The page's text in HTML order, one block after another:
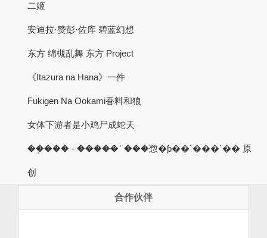
二姬
安迪拉·赞彭·佐库 碧蓝幻想
东方 绵槻乱舞 东方 Project
《Itazura na Hana》一件
Fukigen Na Ookami香料和狼
女体下游者是小鸡尸成蛇天
��֤��� - �����ʿ ���㥹�ƥ��`���`�� 原
创
合作伙伴